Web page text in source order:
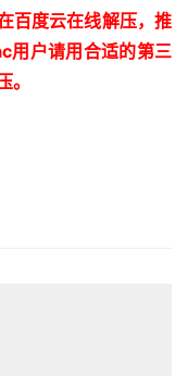
百度云在线解压，推
用户请用合适的第三
。